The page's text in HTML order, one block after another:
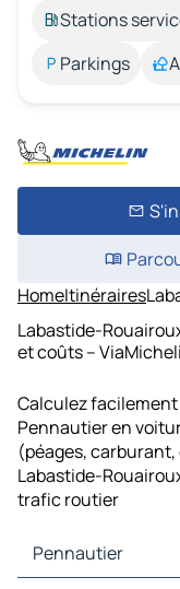
Stations
Parkings
HomeItinéraires
Labastide-
et coûts –
Calculez
Pennautier en
(péages,
Labastide-
trafic routier
Pennautier